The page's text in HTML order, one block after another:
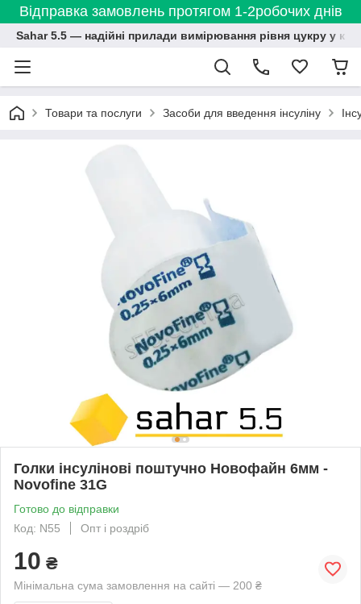
Відправка замовлень протягом 1-2робочих днів
Sahar 5.5 — надійні прилади вимірювання рівня цукру у
Товари та послуги Засоби для введення інсуліну
Голки інсулінові поштучно Новофайн 6мм -
Novofine 31G
Готово до відправки
Код: N55
Опт і роздріб
10 ₴
Мінімальна сума замовлення на сайті — 200 ₴